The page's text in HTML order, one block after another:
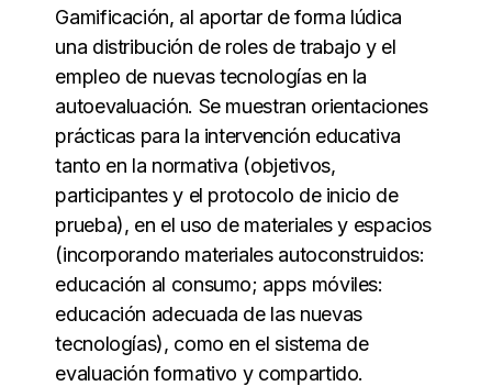
Gamificación, al aportar de forma lúdica
una distribución de roles de trabajo y el
empleo de nuevas tecnologías en la
autoevaluación. Se muestran orientaciones
prácticas para la intervención educativa
tanto en la normativa (objetivos,
participantes y el protocolo de inicio de
prueba), en el uso de materiales y espacios
(incorporando materiales autoconstruidos:
educación al consumo; apps móviles:
educación adecuada de las nuevas
tecnologías), como en el sistema de
evaluación formativo y compartido.